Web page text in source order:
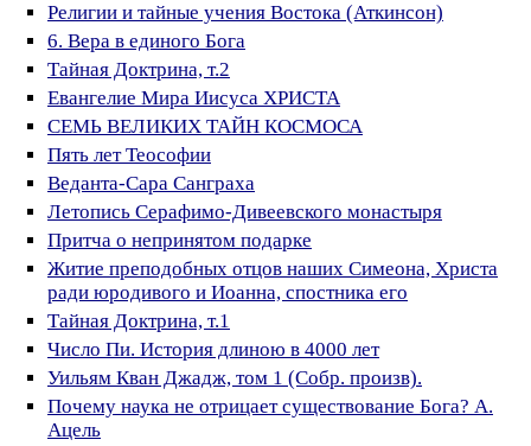
Религии и тайные учения Востока (Аткинсон)
6. Вера в единого Бога
Тайная Доктрина, т.2
Евангелие Мира Иисуса ХРИСТА
СЕМЬ ВЕЛИКИХ ТАЙН КОСМОСА
Пять лет Теософии
Веданта-Сара Санграха
Летопись Серафимо-Дивеевского монастыря
Притча о непринятом подарке
Житие преподобных отцов наших Симеона, Христа
ради юродивого и Иоанна, спостника его
Тайная Доктрина, т.1
Число Пи. История длиною в 4000 лет
Уильям Кван Джадж, том 1 (Собр. произв).
Почему наука не отрицает существование Бога? А.
Ацель